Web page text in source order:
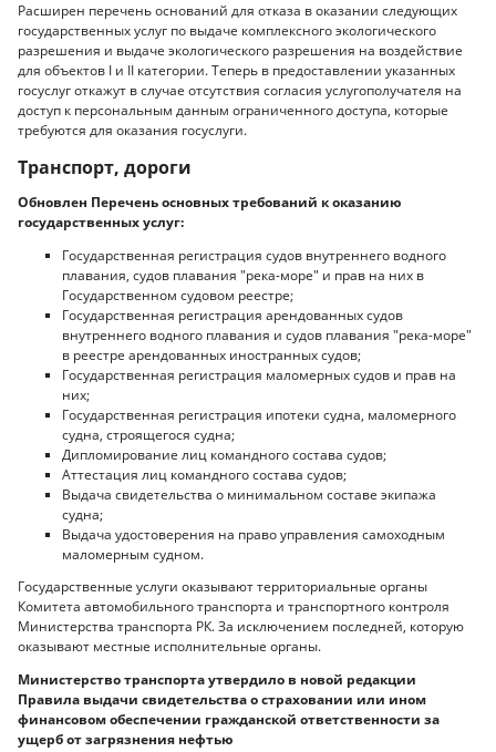
Расширен перечень оснований для отказа в оказании следующих
государственных услуг по выдаче комплексного экологического
разрешения и выдаче экологического разрешения на воздействие
для объектов I и II категории. Теперь в предоставлении указанных
госуслуг откажут в случае отсутствия согласия услугополучателя на
доступ к персональным данным ограниченного доступа, которые
требуются для оказания госуслуги.
Транспорт, дороги
Обновлен Перечень основных требований к оказанию
государственных услуг:
Государственная регистрация судов внутреннего водного
плавания, судов плавания "река-море" и прав на них в
Государственном судовом реестре;
Государственная регистрация арендованных судов
внутреннего водного плавания и судов плавания "река-море"
в реестре арендованных иностранных судов;
Государственная регистрация маломерных судов и прав на
них;
Государственная регистрация ипотеки судна, маломерного
судна, строящегося судна;
Дипломирование лиц командного состава судов;
Аттестация лиц командного состава судов;
Выдача свидетельства о минимальном составе экипажа
судна;
Выдача удостоверения на право управления самоходным
маломерным судном.
Государственные услуги оказывают территориальные органы
Комитета автомобильного транспорта и транспортного контроля
Министерства транспорта РК. За исключением последней, которую
оказывают местные исполнительные органы.
Министерство транспорта утвердило в новой редакции
Правила выдачи свидетельства о страховании или ином
финансовом обеспечении гражданской ответственности за
ущерб от загрязнения нефтью